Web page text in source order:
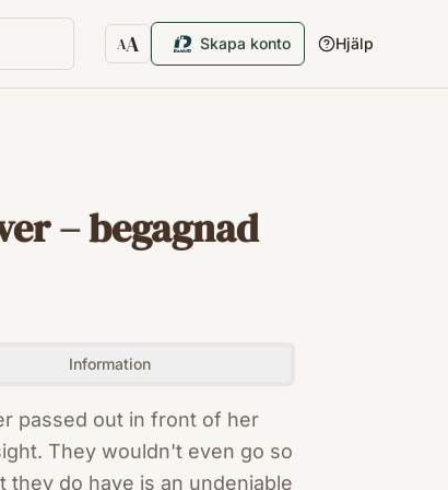
AA
Textstorlek
Skapa konto Hjälp
– begagnad
Information
passed out in front of her
They wouldn't even go so
do have is an undeniable